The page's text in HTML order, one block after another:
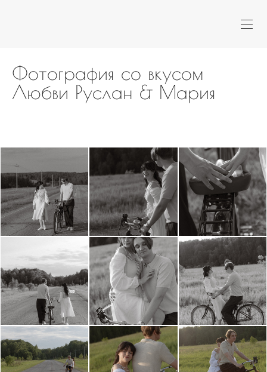
Фотография со вкусом
Любви Руслан & Мария